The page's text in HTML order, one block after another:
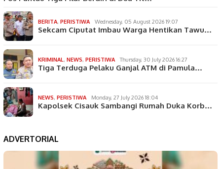
BERITA, PERISTIWA Wednesday, 05 August 2026 19:07
Sekcam Ciputat Imbau Warga Hentikan Tawu…
KRIMINAL, NEWS, PERISTIWA Thursday, 30 July 2026 16:27
Tiga Terduga Pelaku Ganjal ATM di Pamula…
NEWS, PERISTIWA Monday, 27 July 2026 18:04
Kapolsek Cisauk Sambangi Rumah Duka Korb…
ADVERTORIAL